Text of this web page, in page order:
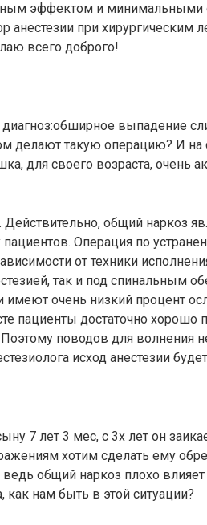
эффектом и минимальными
анестезии при хирургическим
всего доброго!
выпадение
делают такую операцию? И на
для своего возраста, очень
общий наркоз
Операция по
от техники
так и под спинальным
имеют очень низкий процент
пациенты достаточно хорошо
поводов для волнения
исход анестезии
7 лет 3 мес, с 3х лет он
хотим сделать ему
общий наркоз плохо
как нам быть в этой ситуации?